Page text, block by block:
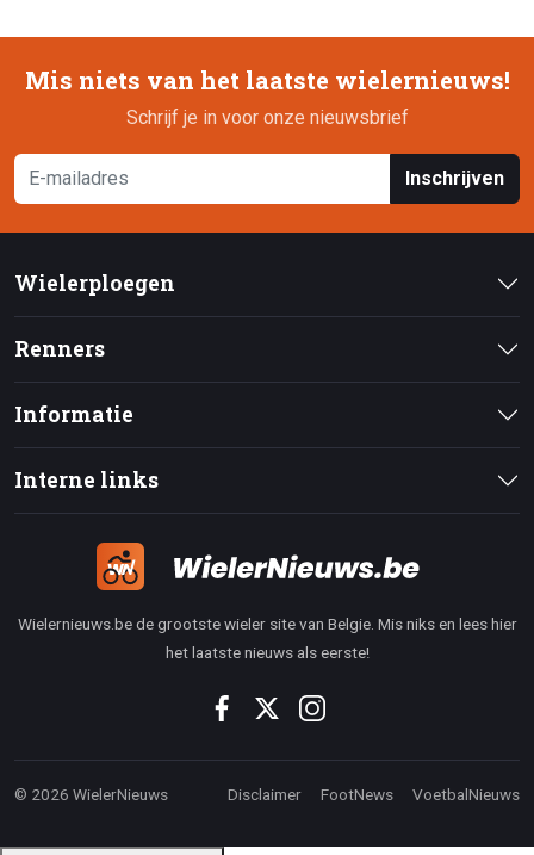
Mis niets van het laatste wielernieuws!
Schrijf je in voor onze nieuwsbrief
Inschrijven
Wielerploegen
Renners
Informatie
Interne links
Wielernieuws.be de grootste wieler site van Belgie. Mis niks en lees hier
het laatste nieuws als eerste!
© 2026 WielerNieuws Disclaimer FootNews VoetbalNieuws